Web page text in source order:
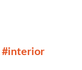
#interior